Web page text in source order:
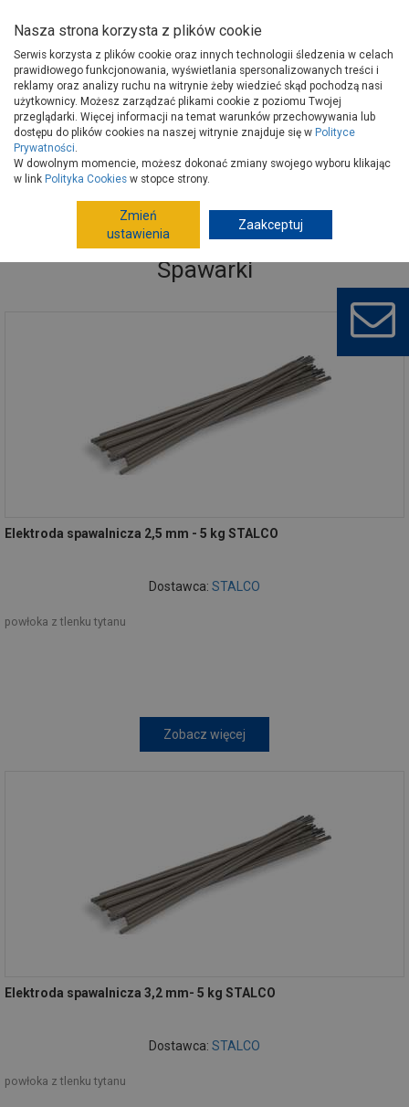
Strona główna Narzędzia Elektronarzędzia, osprzęt Spawarki
Spawarki
Elektroda spawalnicza 2,5 mm - 5 kg STALCO
Dostawca: STALCO
powłoka z tlenku tytanu
Zobacz więcej
Elektroda spawalnicza 3,2 mm- 5 kg STALCO
Dostawca: STALCO
powłoka z tlenku tytanu
Nasza strona korzysta z plików cookie
Serwis korzysta z plików cookie oraz innych technologii śledzenia w celach
prawidłowego funkcjonowania, wyświetlania spersonalizowanych treści i
reklamy oraz analizy ruchu na witrynie żeby wiedzieć skąd pochodzą nasi
użytkownicy. Możesz zarządzać plikami cookie z poziomu Twojej
przeglądarki. Więcej informacji na temat warunków przechowywania lub
dostępu do plików cookies na naszej witrynie znajduje się w Polityce
Prywatności.
W dowolnym momencie, możesz dokonać zmiany swojego wyboru klikając
w link Polityka Cookies w stopce strony.
Zmień
ustawienia
Zaakceptuj